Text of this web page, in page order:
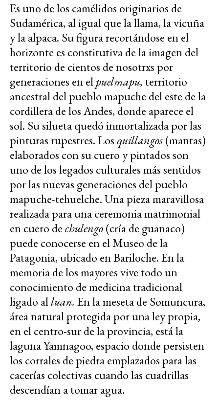
Es uno de los camélidos originarios de
Sudamérica, al igual que la llama, la vicuña
y la alpaca. Su figura recortándose en el
horizonte es constitutiva de la imagen del
territorio de cientos de nosotrxs por
generaciones en elpuelmapu, territorio
ancestral del pueblo mapuche del este de la
cordillera de los Andes, donde aparece el
sol. Su silueta quedó inmortalizada por las
pinturas rupestres. Losquillangos(mantas)
elaborados con su cuero y pintados son
uno de los legados culturales más sentidos
por las nuevas generaciones del pueblo
mapuche-tehuelche. Una pieza maravillosa
realizada para una ceremonia matrimonial
en cuero dechulengo(cría de guanaco)
puede conocerse en el Museo de la
Patagonia, ubicado en Bariloche. En la
memoria de los mayores vive todo un
conocimiento de medicina tradicional
ligado alluan. En la meseta de Somuncura,
área natural protegida por una ley propia,
en el centro-sur de la provincia, está la
laguna Yamnagoo, espacio donde persisten
los corrales de piedra emplazados para las
cacerías colectivas cuando las cuadrillas
descendían a tomar agua.